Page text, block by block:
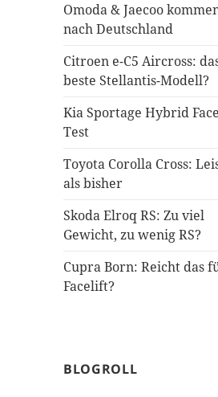
Omoda & Jaecoo
nach Deutschland
Citroen e-C5 Aircross:
beste Stellantis-Modell?
Kia Sportage Hybrid
Test
Toyota Corolla Cross:
als bisher
Skoda Elroq RS: Zu viel
Gewicht, zu wenig RS?
Cupra Born: Reicht das
Facelift?
BLOGROLL